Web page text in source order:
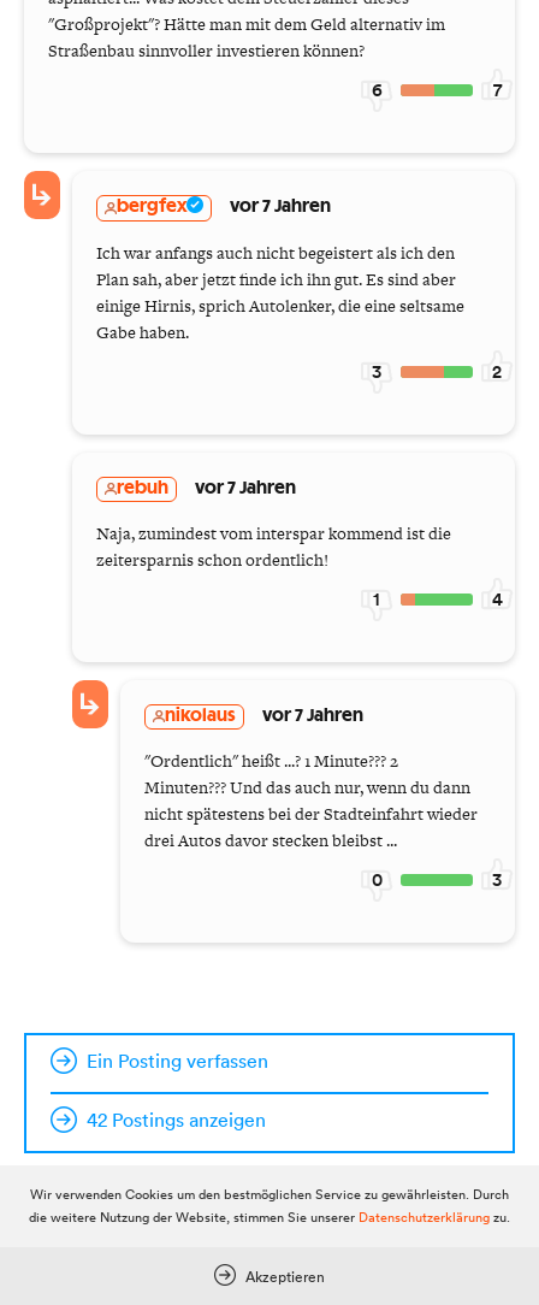
"Großprojekt"? Hätte man mit dem Geld alternativ im
Straßenbau sinnvoller investieren können?
6 7
bergfex vor 7 Jahren
Ich war anfangs auch nicht begeistert als ich den
Plan sah, aber jetzt finde ich ihn gut. Es sind aber
einige Hirnis, sprich Autolenker, die eine seltsame
Gabe haben.
3 2
rebuh vor 7 Jahren
Naja, zumindest vom interspar kommend ist die
zeitersparnis schon ordentlich!
1 4
nikolaus vor 7 Jahren
"Ordentlich" heißt ...? 1 Minute??? 2
Minuten??? Und das auch nur, wenn du dann
nicht spätestens bei der Stadteinfahrt wieder
drei Autos davor stecken bleibst ...
0 3
Ein Posting verfassen
42 Postings anzeigen
Wir verwenden Cookies um den bestmöglichen Service zu gewährleisten. Durch
die weitere Nutzung der Website, stimmen Sie unserer Datenschutzerklärungzu.
Akzeptieren